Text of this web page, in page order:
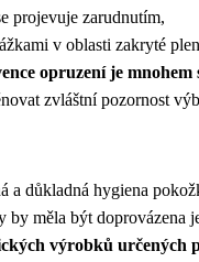
projevuje zarudnutím,
v oblasti zakryté
opruzení je mnohem
zvláštní pozornost
a důkladná hygiena
by měla být doprovázena
výrobků určených